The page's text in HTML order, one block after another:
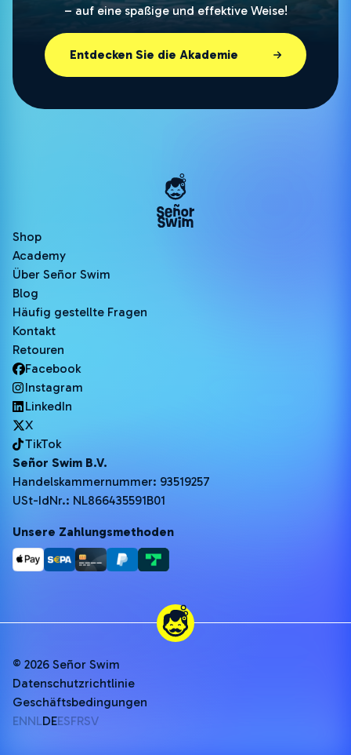
– auf eine spaßige und effektive Weise!
Entdecken Sie die Akademie
Shop
Academy
Über Señor Swim
Blog
Häufig gestellte Fragen
Kontakt
Retouren
Facebook
Instagram
LinkedIn
X
TikTok
Señor Swim B.V.
Handelskammernummer: 93519257
USt-IdNr.: NL866435591B01
Unsere Zahlungsmethoden
© 2026 Señor Swim
Datenschutzrichtlinie
Geschäftsbedingungen
ENNLDEESFRSV